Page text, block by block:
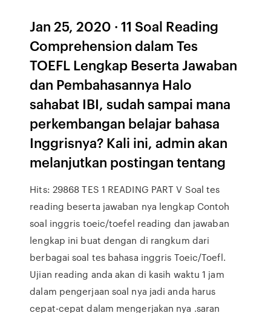
Jan 25, 2020 · 11 Soal Reading
Comprehension dalam Tes
TOEFL Lengkap Beserta Jawaban
dan Pembahasannya Halo
sahabat IBI, sudah sampai mana
perkembangan belajar bahasa
Inggrisnya? Kali ini, admin akan
melanjutkan postingan tentang
Hits: 29868 TES 1 READING PART V Soal tes
reading beserta jawaban nya lengkap Contoh
soal inggris toeic/toefel reading dan jawaban
lengkap ini buat dengan di rangkum dari
berbagai soal tes bahasa inggris Toeic/Toefl.
Ujian reading anda akan di kasih waktu 1 jam
dalam pengerjaan soal nya jadi anda harus
cepat-cepat dalam mengerjakan nya .saran